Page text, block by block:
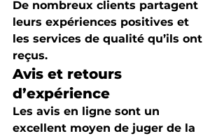
De nombreux clients partagent
leurs expériences positives et
les services de qualité qu’ils ont
reçus.
Avis et retours
d’expérience
Les avis en ligne sont un
excellent moyen de juger de la